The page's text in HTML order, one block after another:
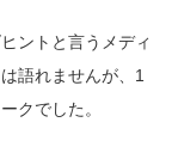
ントと言うメディ
語れませんが、1
クでした。